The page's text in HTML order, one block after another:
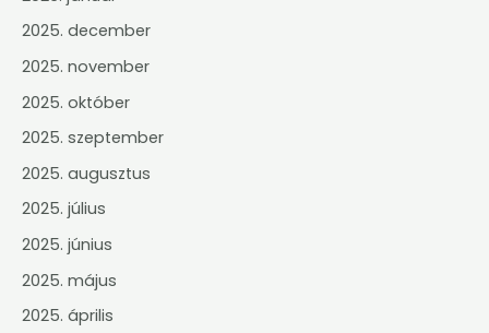
2025. december
2025. november
2025. október
2025. szeptember
2025. augusztus
2025. július
2025. június
2025. május
2025. április